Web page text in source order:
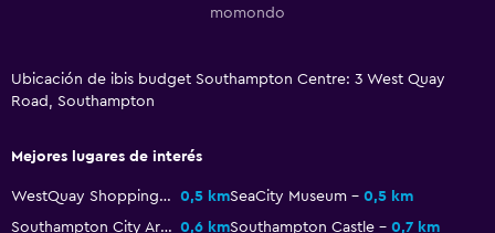
Servicios y facilidades
Acceso con tarjeta
Check-out exprés
momondo
Ubicación de ibis budget Southampton Centre: 3 West Quay
Road, Southampton
Mejores lugares de interés
WestQuay Shopping Centre 0,5 kmSeaCity Museum
0,5 km
Southampton City Art Gallery 0,6 kmSouthampton Castle
0,7 km